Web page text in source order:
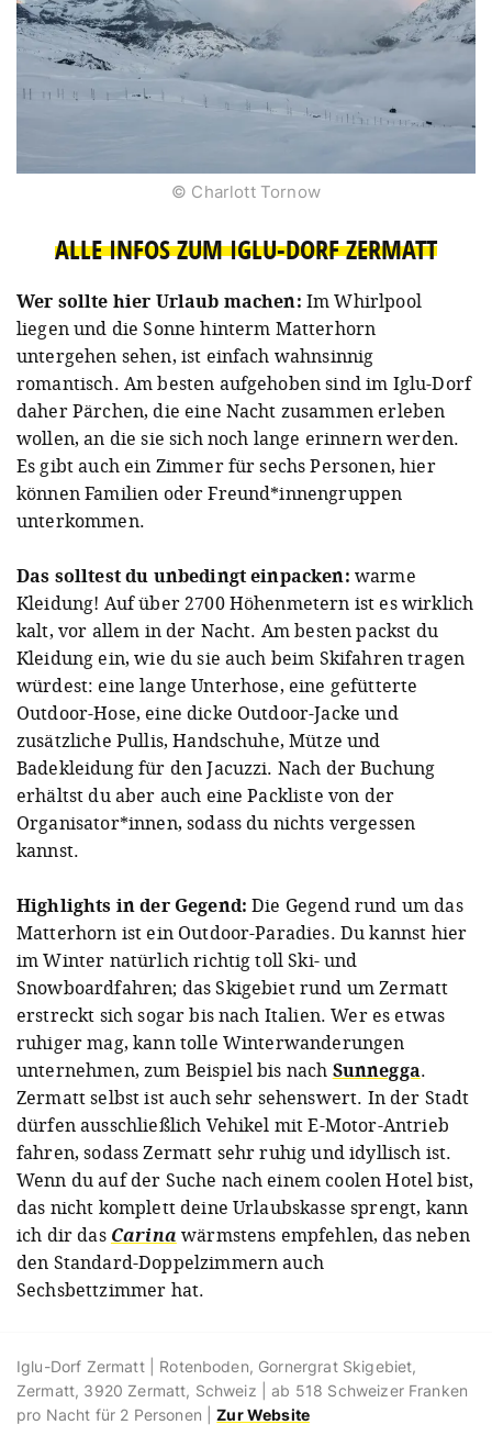
© Charlott Tornow
ALLE INFOS ZUM IGLU-DORF ZERMATT
Wer sollte hier Urlaub machen: Im Whirlpool
liegen und die Sonne hinterm Matterhorn
untergehen sehen, ist einfach wahnsinnig
romantisch. Am besten aufgehoben sind im Iglu-Dorf
daher Pärchen, die eine Nacht zusammen erleben
wollen, an die sie sich noch lange erinnern werden.
Es gibt auch ein Zimmer für sechs Personen, hier
können Familien oder Freund*innengruppen
unterkommen.
Das solltest du unbedingt einpacken: warme
Kleidung! Auf über 2700 Höhenmetern ist es wirklich
kalt, vor allem in der Nacht. Am besten packst du
Kleidung ein, wie du sie auch beim Skifahren tragen
würdest: eine lange Unterhose, eine gefütterte
Outdoor-Hose, eine dicke Outdoor-Jacke und
zusätzliche Pullis, Handschuhe, Mütze und
Badekleidung für den Jacuzzi. Nach der Buchung
erhältst du aber auch eine Packliste von der
Organisator*innen, sodass du nichts vergessen
kannst.
Highlights in der Gegend:Die Gegend rund um das
Matterhorn ist ein Outdoor-Paradies. Du kannst hier
im Winter natürlich richtig toll Ski- und
Snowboardfahren; das Skigebiet rund um Zermatt
erstreckt sich sogar bis nach Italien. Wer es etwas
ruhiger mag, kann tolle Winterwanderungen
unternehmen, zum Beispiel bis nach Sunnegga.
Zermatt selbst ist auch sehr sehenswert. In der Stadt
dürfen ausschließlich Vehikel mit E-Motor-Antrieb
fahren, sodass Zermatt sehr ruhig und idyllisch ist.
Wenn du auf der Suche nach einem coolen Hotel bist,
das nicht komplett deine Urlaubskasse sprengt, kann
ich dir das Carina wärmstens empfehlen, das neben
den Standard-Doppelzimmern auch
Sechsbettzimmer hat.
Iglu-Dorf Zermatt | Rotenboden, Gornergrat Skigebiet,
Zermatt, 3920 Zermatt, Schweiz | ab 518 Schweizer Franken
pro Nacht für 2 Personen |Zur Website